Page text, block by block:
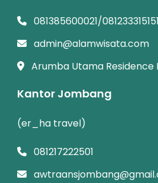
081385600021/081233315151
admin@alamwisata.com
Arumba Utama Residence
Kantor Jombang
(er_ha travel)
081217222501